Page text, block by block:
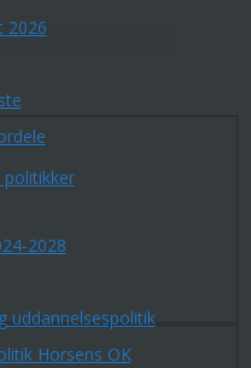
2026
politikker
2028
uddannelsespolitik
Horsens OK